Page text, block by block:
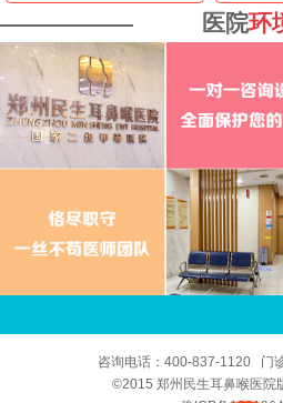
医院环
咨询电话：400-837-1120 门
©2015 郑州民生耳鼻喉医院